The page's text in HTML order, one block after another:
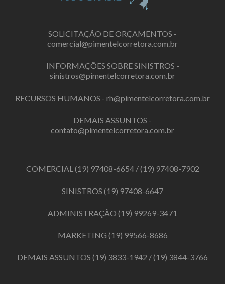
SOLICITAÇÃO DE ORÇAMENTOS -
comercial@pimentelcorretora.com.br
INFORMAÇÕES SOBRE SINISTROS -
sinistros@pimentelcorretora.com.br
RECURSOS HUMANOS - rh@pimentelcorretora.com.br
DEMAIS ASSUNTOS -
contato@pimentelcorretora.com.br
COMERCIAL(19) 97408-6654/(19) 97408-7902
SINISTROS (19) 97408-6647
ADMINISTRAÇÃO (19) 99269-3471
MARKETING (19) 99566-8686
DEMAIS ASSUNTOS (19) 3833-1942 /(19) 3844-3766